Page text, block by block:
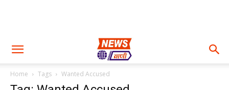
Home Tags Wanted Accused